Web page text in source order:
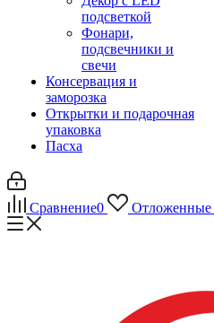
подсветкой
Фонари,
подсвечники и
свечи
Консервация и
заморозка
Открытки и подарочная
упаковка
Пасха
Сравнение0 Отложенные